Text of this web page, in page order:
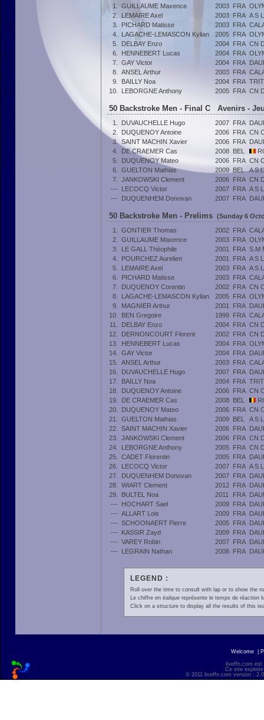
1. GUILLAUME Maxence 2003 FRA
2.
LEMAIRE Axel 2003 FRA A S
3.
PICHARD Matisse 2003 FRA
4.
LAGACHE-LEMASCON Kylian 2005 FRA
5.
DELBAY Enzo 2004 FRA CN
6.
HENNEBERT Lucas 2004 FRA
7.
GAY Victor 2004 FRA
8.
ANSEL Arthur 2003 FRA
9.
BAILLY Noa 2004 FRA
10.
LEBORGNE Anthony 2005 FRA CN
50 Backstroke Men - Final C Avenirs -
1. DUVAUCHELLE Hugo 2007 FRA
2.
DUQUENOY Antoine 2006 FRA CN
3. SAINT MACHIN Xavier 2006 FRA
4.
DE CRAEMER Cas 2008 BEL
5.
DUQUENOY Mateo 2006 FRA CN
6.
GUELTON Mathias 2009 BEL
A S
7.
JANKOWSKI Clement 2006 FRA CN
---
LECOCQ Victor 2007 FRA A S
---
DUQUENHEM Donovan 2007 FRA
50 Backstroke Men - Prelims (Sunday 6
1.
GONTIER Thomas 2002 FRA
2.
GUILLAUME Maxence 2003 FRA
3.
LE GALL Théophile 2001 FRA S.M
4.
POURCHEZ Aurelien 2001 FRA A S
5.
LEMAIRE Axel 2003 FRA A S
6.
PICHARD Matisse 2003 FRA
7.
DUQUENOY Corentin 2002 FRA CN
8.
LAGACHE-LEMASCON Kylian 2005 FRA
9.
MAGNIER Arthur 2001 FRA
10.
BEN Gregoire 1999 FRA
11.
DELBAY Enzo 2004 FRA CN
12.
DERNONCOURT Florent 2002 FRA CN
13.
HENNEBERT Lucas 2004 FRA
14.
GAY Victor 2004 FRA
15.
ANSEL Arthur 2003 FRA
16.
DUVAUCHELLE Hugo 2007 FRA
17.
BAILLY Noa 2004 FRA
18.
DUQUENOY Antoine 2006 FRA CN
19.
DE CRAEMER Cas 2008 BEL
20.
DUQUENOY Mateo 2006 FRA CN
21.
GUELTON Mathias 2009 BEL
A S
22.
SAINT MACHIN Xavier 2006 FRA
23.
JANKOWSKI Clement 2006 FRA CN
24.
LEBORGNE Anthony 2005 FRA CN
25.
CADET Florentin 2005 FRA
26.
LECOCQ Victor 2007 FRA A S
27.
DUQUENHEM Donovan 2007 FRA
28.
WIART Clement 2012 FRA
29.
BULTEL Noa 2011 FRA
---
HOCHART Sael 2009 FRA
--- ALLART Lois 2009 FRA
--- SCHOONAERT Pierre 2005 FRA
---
KASSIR Zayd 2009 FRA
--- VAREY Robin 2007 FRA
---
LEGRAIN Nathan 2008 FRA
LEGEND :
Roll over the time to consult with lap or to show the
Le chiffre en italiquereprésente le temps de réaction
Click on a structure to display all the results of this
Welcome
liveffn.com est
Ce site
© 2011 liveffn.com version :